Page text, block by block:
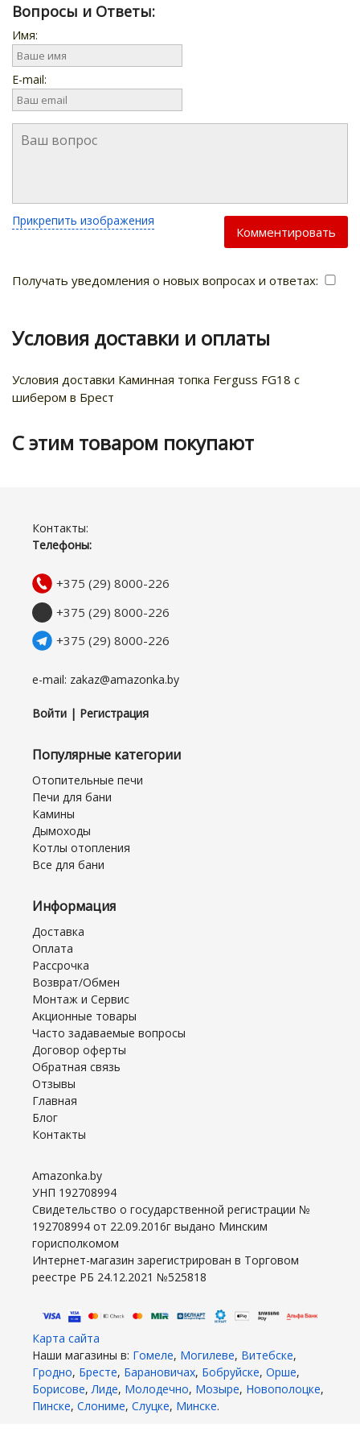
Вопросы и Ответы:
Имя:
E-mail:
Прикрепить изображения
Комментировать
Получать уведомления о новых вопросах и ответах:
Условия доставки и оплаты
Условия доставки Каминная топка Ferguss FG18 с
шибером в Брест
С этим товаром покупают
Контакты:
Телефоны:
+375 (29) 8000-226
+375 (29) 8000-226
+375 (29) 8000-226
e-mail: zakaz@amazonka.by
Войти | Регистрация
Популярные категории
Отопительные печи
Печи для бани
Камины
Дымоходы
Котлы отопления
Все для бани
Информация
Доставка
Оплата
Рассрочка
Возврат/Обмен
Монтаж и Сервис
Акционные товары
Часто задаваемые вопросы
Договор оферты
Обратная связь
Отзывы
Главная
Блог
Контакты
Amazonka.by
УНП 192708994
Свидетельство о государственной регистрации №
192708994 от 22.09.2016г выдано Минским
горисполкомом
Интернет-магазин зарегистрирован в Торговом
реестре РБ 24.12.2021 №525818
Карта сайта
Наши магазины в: Гомеле, Могилеве, Витебске,
Гродно, Бресте, Барановичах, Бобруйске, Орше,
Борисове,Лиде, Молодечно, Мозыре, Новополоцке,
Пинске, Слониме, Слуцке, Минске.